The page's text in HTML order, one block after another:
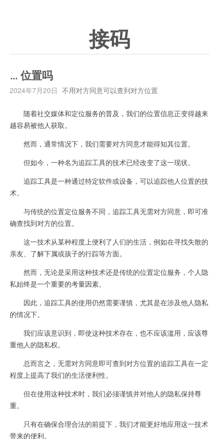
接码
… 位置吗
2024年7月20日 不用对方同意可以查到对方位置
随着社交媒体和定位服务的普及，我们的位置信息正变得越来
越容易被他人获取。
然而，通常情况下，我们需要对方同意才能得知其位置。
但如今，一种名为追踪工具的技术已经改变了这一现状。
追踪工具是一种通过特定软件或设备，可以追踪他人位置的技
术。
与传统的位置定位服务不同，追踪工具无需对方同意，即可准
确查找到对方的位置。
这一技术从某种程度上便利了人们的生活，例如在寻找失散的
亲友、了解下属或孩子的行踪等方面。
然而，无论是采用这种技术还是传统的位置定位服务，个人隐
私始终是一个重要的考量因素。
因此，追踪工具的使用仍然需要谨慎，尤其是在涉及他人隐私
的情况下。
我们应该意识到，即使这种技术存在，也不应该滥用，应该尊
重他人的隐私权。
总而言之，无需对方同意即可查到对方位置的追踪工具在一定
程度上提高了我们的生活便利性。
但在使用这种技术时，我们必须谨慎并对他人的隐私保持尊
重。
只有在确保合理合法的前提下，我们才能更好地应用这一技术
带来的便利。